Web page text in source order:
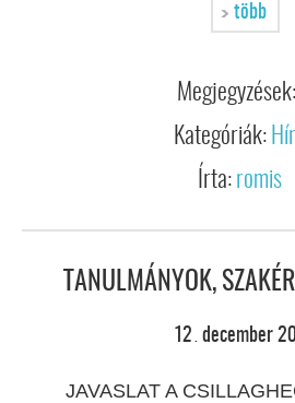
több
Megjegyzések:
Kategóriák:
Írta: romis
TANULMÁNYOK,
12 . december
JAVASLAT A